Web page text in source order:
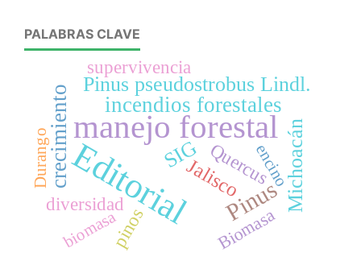
PALABRAS CLAVE
Editorial
manejo forestal
Pinus
crecimiento incendios forestales
Michoacán
SIG
Pinus pseudostrobus Lindl.
Jalisco
diversidad
supervivencia
pinos
Quercus
Biomasa
Durango
biomasa
encino